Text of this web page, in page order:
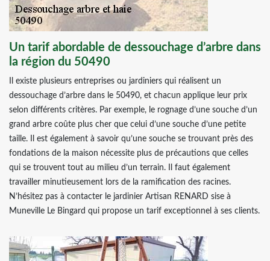
Un tarif abordable de dessouchage d’arbre dans
la région du 50490
Il existe plusieurs entreprises ou jardiniers qui réalisent un
dessouchage d’arbre dans le 50490, et chacun applique leur prix
selon différents critères. Par exemple, le rognage d’une souche d’un
grand arbre coûte plus cher que celui d’une souche d’une petite
taille. Il est également à savoir qu’une souche se trouvant près des
fondations de la maison nécessite plus de précautions que celles
qui se trouvent tout au milieu d’un terrain. Il faut également
travailler minutieusement lors de la ramification des racines.
N’hésitez pas à contacter le jardinier Artisan RENARD sise à
Muneville Le Bingard qui propose un tarif exceptionnel à ses clients.